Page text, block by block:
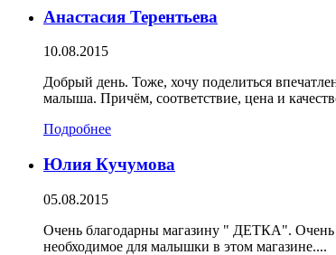
Анастасия Терентьева
10.08.2015
Добрый день. Тоже, хочу поделиться
малыша. Причём, соответствие, цена и
Подробнее
Юлия Кучумова
05.08.2015
Очень благодарны магазину " ДЕТКА". Очень
необходимое для малышки в этом магазине....